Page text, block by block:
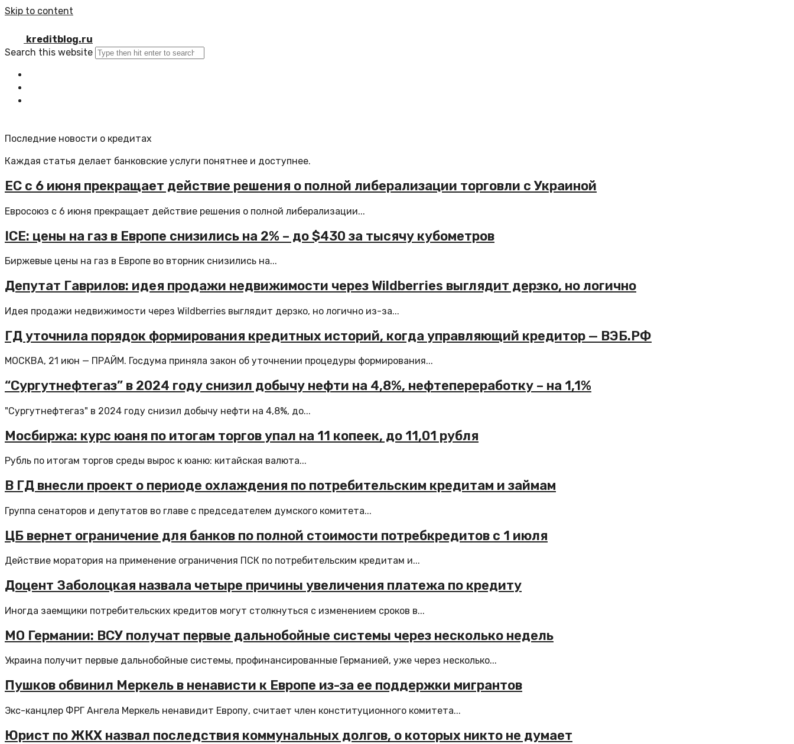
Skip to content
kreditblog.ru
Search this website
Последние новости о кредитах
Каждая статья делает банковские услуги понятнее и доступнее.
ЕС с 6 июня прекращает действие решения о полной либерализации торговли с Украиной
Евросоюз с 6 июня прекращает действие решения о полной либерализации...
ICE: цены на газ в Европе снизились на 2% – до $430 за тысячу кубометров
Биржевые цены на газ в Европе во вторник снизились на...
Депутат Гаврилов: идея продажи недвижимости через Wildberries выглядит дерзко, но логично
Идея продажи недвижимости через Wildberries выглядит дерзко, но логично из-за...
ГД уточнила порядок формирования кредитных историй, когда управляющий кредитор — ВЭБ.РФ
МОСКВА, 21 июн — ПРАЙМ. Госдума приняла закон об уточнении процедуры формирования...
“Сургутнефтегаз” в 2024 году снизил добычу нефти на 4,8%, нефтепереработку – на 1,1%
"Сургутнефтегаз" в 2024 году снизил добычу нефти на 4,8%, до...
Мосбиржа: курс юаня по итогам торгов упал на 11 копеек, до 11,01 рубля
Рубль по итогам торгов среды вырос к юаню: китайская валюта...
В ГД внесли проект о периоде охлаждения по потребительским кредитам и займам
Группа сенаторов и депутатов во главе с председателем думского комитета...
ЦБ вернет ограничение для банков по полной стоимости потребкредитов с 1 июля
Действие моратория на применение ограничения ПСК по потребительским кредитам и...
Доцент Заболоцкая назвала четыре причины увеличения платежа по кредиту
Иногда заемщики потребительских кредитов могут столкнуться с изменением сроков в...
МО Германии: ВСУ получат первые дальнобойные системы через несколько недель
Украина получит первые дальнобойные системы, профинансированные Германией, уже через несколько...
Пушков обвинил Меркель в ненависти к Европе из-за ее поддержки мигрантов
Экс-канцлер ФРГ Ангела Меркель ненавидит Европу, считает член конституционного комитета...
Юрист по ЖКХ назвал последствия коммунальных долгов, о которых никто не думает